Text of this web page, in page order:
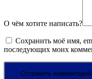
О чём хотите написать?
Сохранить моё имя,
последующих моих